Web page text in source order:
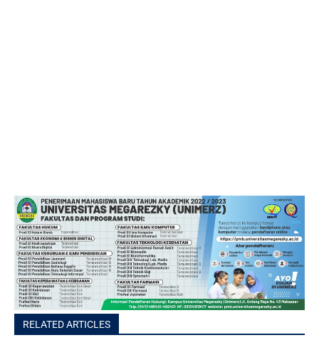
RELATED ARTICLES